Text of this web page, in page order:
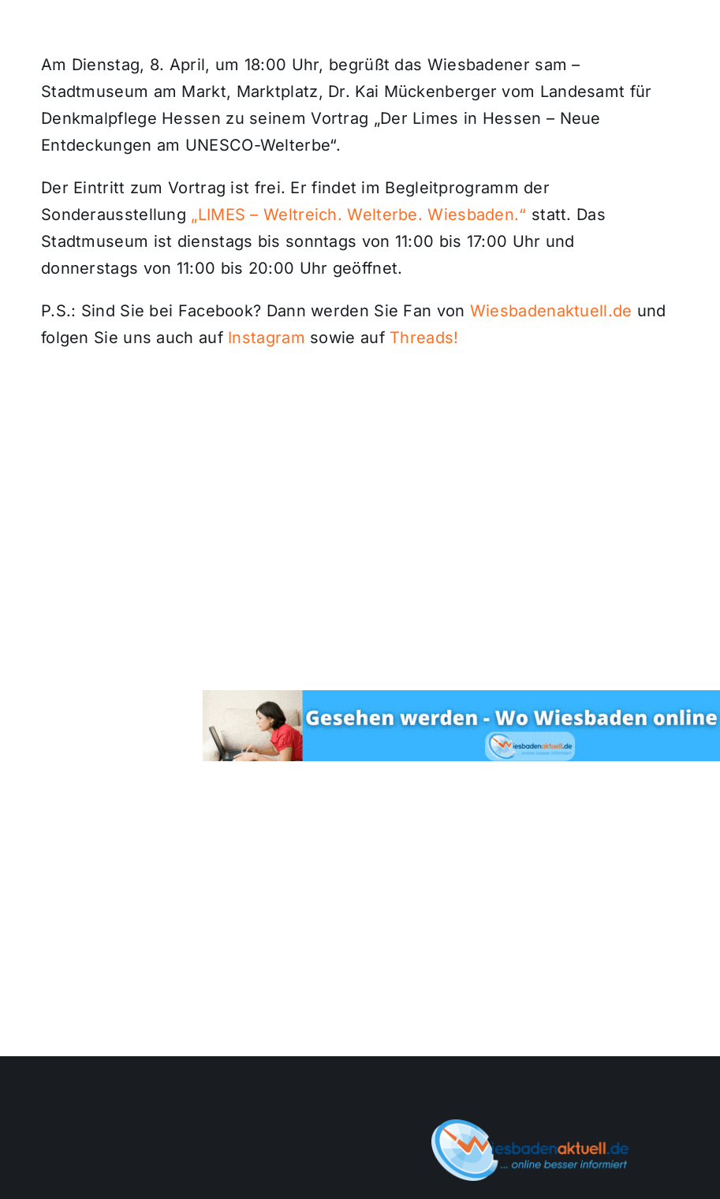
Am Dienstag, 8. April, um 18:00 Uhr, begrüßt das Wiesbadener sam –
Stadtmuseum am Markt, Marktplatz, Dr. Kai Mückenberger vom Landesamt für
Denkmalpflege Hessen zu seinem Vortrag „Der Limes in Hessen – Neue
Entdeckungen am UNESCO-Welterbe“.
Der Eintritt zum Vortrag ist frei. Er findet im Begleitprogramm der
Sonderausstellung „LIMES – Weltreich. Welterbe. Wiesbaden.“ statt. Das
Stadtmuseum ist dienstags bis sonntags von 11:00 bis 17:00 Uhr und
donnerstags von 11:00 bis 20:00 Uhr geöffnet.
P.S.: Sind Sie bei Facebook? Dann werden Sie Fan von Wiesbadenaktuell.de und
folgen Sie uns auch auf Instagram sowie auf Threads!